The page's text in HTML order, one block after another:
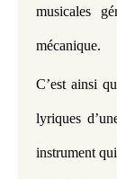
musicales
mécanique.
C’est ainsi
lyriques
instrument